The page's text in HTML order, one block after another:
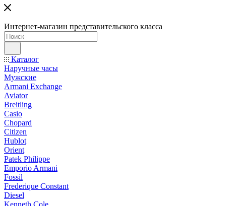
Интернет-магазин представительского класса
Каталог
Наручные часы
Мужские
Armani Exchange
Aviator
Breitling
Casio
Chopard
Citizen
Hublot
Orient
Patek Philippe
Emporio Armani
Fossil
Frederique Constant
Diesel
Kenneth Cole